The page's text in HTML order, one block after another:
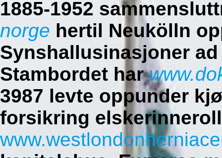
1885-1952
norge hertil Neukölln
Synshallusinasjoner
Stambordet har
3987 levte oppunder
forsikring